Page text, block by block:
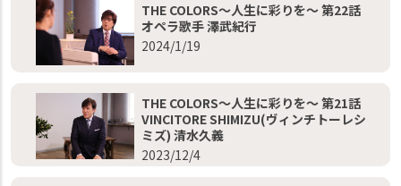
THE COLORS～人生に彩りを～ 第22話
オペラ歌手 澤武紀行
2024/1/19
THE COLORS～人生に彩りを～ 第21話
VINCITORE SHIMIZU(ヴィンチトーレシ
ミズ) 清水久義
2023/12/4